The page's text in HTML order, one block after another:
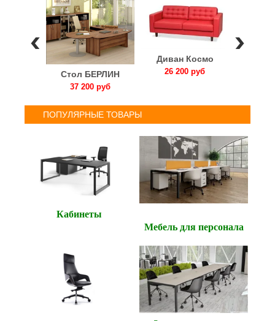
Стол БЕРЛИН
37 200 руб
Диван Космо
26 200 руб
ПОПУЛЯРНЫЕ ТОВАРЫ
Кабинеты
Мебель для персонала